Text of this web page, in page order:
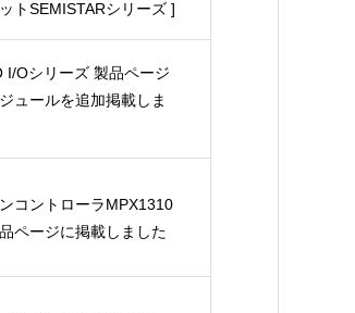
トSEMISTARシリーズ ]
I/Oシリーズ 製品ページ
ュールを追加掲載しま
コントローラMPX1310
ページに掲載しました